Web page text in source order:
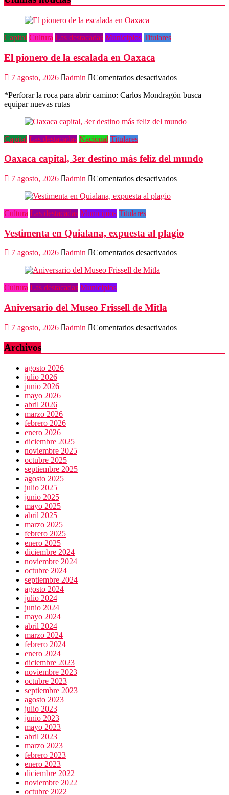
Capital Cultura Las destacadas Municipios Titulares
El pionero de la escalada en Oaxaca
7 agosto, 2026 admin Comentarios desactivadosen
pionero
escalada
*Perforar la roca para abrir camino: Carlos Mondragón busca
equipar nuevas rutas
Capital Las destacadas Nacional Titulares
Oaxaca capital, 3er destino más feliz del mundo
7 agosto, 2026 admin Comentarios desactivadosen
feliz
mundo
Cultura Las destacadas Municipios Titulares
Vestimenta en Quialana, expuesta al plagio
7 agosto, 2026 admin Comentarios desactivadosen
Cultura Las destacadas Municipios
Aniversario del Museo Frissell de Mitla
7 agosto, 2026 admin Comentarios desactivadosen
Museo
Archivos
agosto 2026
julio 2026
junio 2026
mayo 2026
abril 2026
marzo 2026
febrero 2026
enero 2026
diciembre 2025
noviembre 2025
octubre 2025
septiembre 2025
agosto 2025
julio 2025
junio 2025
mayo 2025
abril 2025
marzo 2025
febrero 2025
enero 2025
diciembre 2024
noviembre 2024
octubre 2024
septiembre 2024
agosto 2024
julio 2024
junio 2024
mayo 2024
abril 2024
marzo 2024
febrero 2024
enero 2024
diciembre 2023
noviembre 2023
octubre 2023
septiembre 2023
agosto 2023
julio 2023
junio 2023
mayo 2023
abril 2023
marzo 2023
febrero 2023
enero 2023
diciembre 2022
noviembre 2022
octubre 2022